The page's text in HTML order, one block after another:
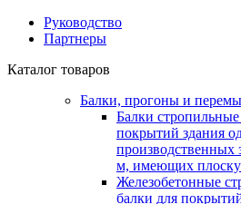
Руководство
Партнеры
Каталог товаров
Балки, прогоны и
Балки
покрытий здания
производственных
м, имеющих
Железобетонные
балки для